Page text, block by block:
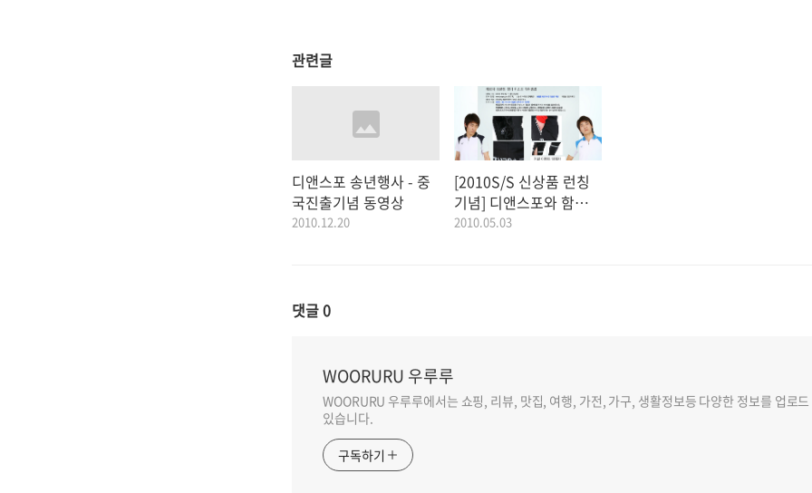
관련글
디앤스포 송년행사 - 중
국진출기념 동영상
2010.12.20
[2010S/S 신상품 런칭
기념] 디앤스포와 함께하
는 야유회 보물찾기 이벤
2010.05.03
댓글0
WOORURU 우루루
WOORURU 우루루에서는 쇼핑, 리뷰, 맛집, 여행, 가전, 가구, 생활정보등 다양한 정보를 업로
있습니다.
구독하기